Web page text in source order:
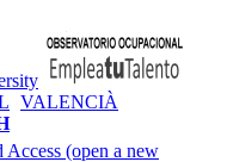
VALENCIÀ
Access (open a new